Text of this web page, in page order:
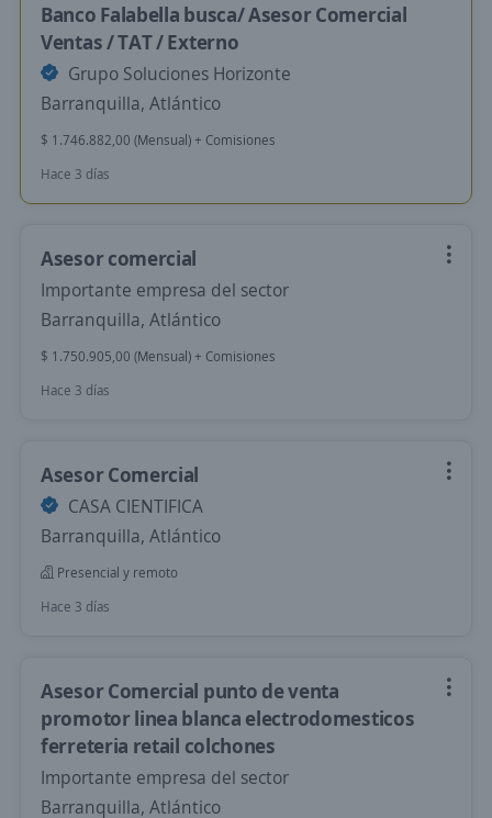
Banco Falabella busca/ Asesor Comercial
Ventas / TAT / Externo
Grupo Soluciones Horizonte
Barranquilla, Atlántico
$ 1.746.882,00 (Mensual) + Comisiones
Hace 3 días
Asesor comercial
Importante empresa del sector
Barranquilla, Atlántico
$ 1.750.905,00 (Mensual) + Comisiones
Hace 3 días
Asesor Comercial
CASA CIENTIFICA
Barranquilla, Atlántico
Presencial y remoto
Hace 3 días
Asesor Comercial punto de venta
promotor linea blanca electrodomesticos
ferreteria retail colchones
Importante empresa del sector
Barranquilla, Atlántico